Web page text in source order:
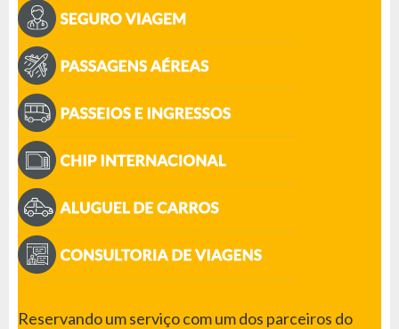
Reservando um serviço com um dos parceiros do